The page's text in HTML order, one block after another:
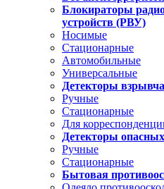
Блокираторы
устройств (РВУ)
Носимые
Стационарные
Автомобильные
Универсальные
Детекторы
Ручные
Стационарные
Для
Детекторы
Ручные
Стационарные
Бытовая